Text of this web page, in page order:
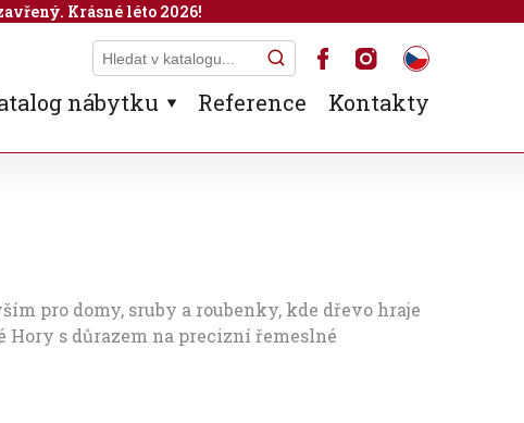
nábytku Reference Kontakty
pro domy, sruby a roubenky, kde dřevo hraje
s důrazem na precizní řemeslné
Krásné léto 2026!